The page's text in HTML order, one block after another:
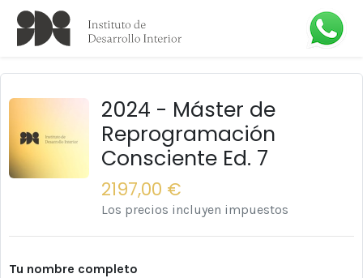
2024 - Máster de
Reprogramación
Consciente Ed. 7
2197,00 €
Los precios incluyen impuestos
Tu nombre completo